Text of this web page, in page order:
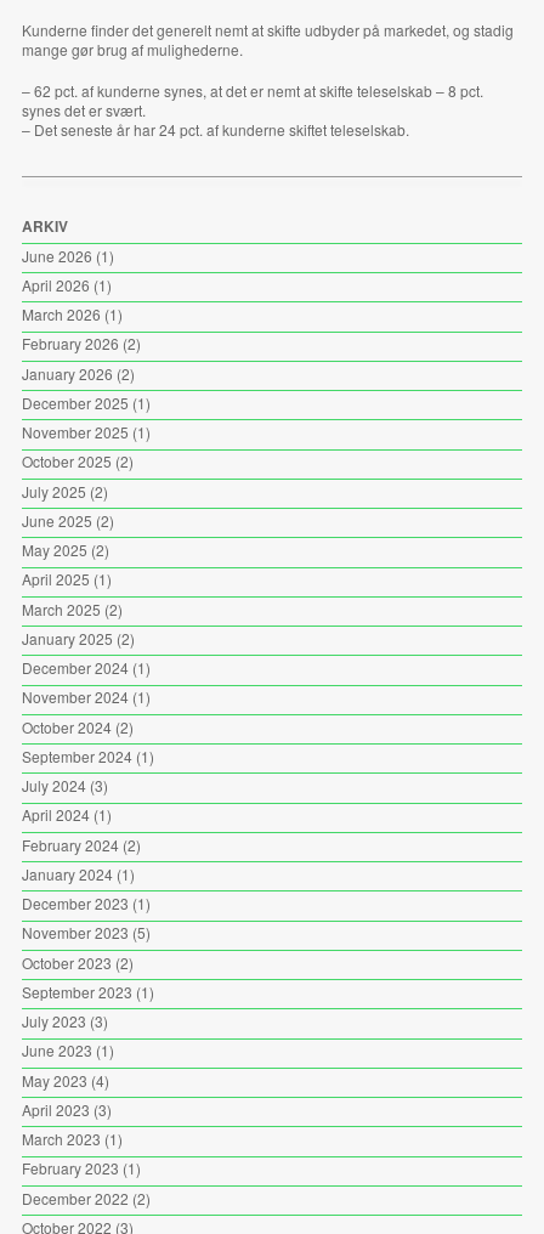
Kunderne finder det generelt nemt atskifte udbyder på markedet, og stadig
mange gør brug af mulighederne.
– 62 pct. af kunderne synes, at det er nemt at skifte teleselskab – 8 pct.
synes det er svært.
– Det seneste år har 24 pct. af kunderne skiftet teleselskab.
ARKIV
June 2026 (1)
April 2026 (1)
March 2026 (1)
February 2026 (2)
January 2026 (2)
December 2025 (1)
November 2025 (1)
October 2025 (2)
July 2025 (2)
June 2025 (2)
May 2025 (2)
April 2025 (1)
March 2025 (2)
January 2025 (2)
December 2024(1)
November 2024(1)
October 2024(2)
September 2024(1)
July 2024(3)
April 2024(1)
February 2024(2)
January 2024(1)
December 2023 (1)
November 2023 (5)
October 2023 (2)
September 2023 (1)
July 2023 (3)
June 2023 (1)
May 2023 (4)
April 2023 (3)
March 2023 (1)
February 2023 (1)
December 2022 (2)
October 2022 (3)